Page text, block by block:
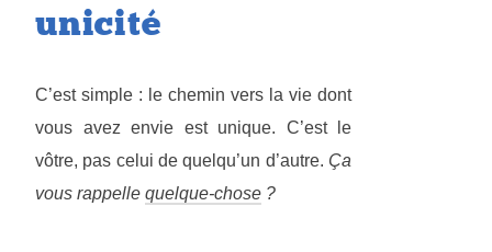
unicité
C’est simple : le chemin vers la vie dont
vous avez envie est unique. C’est le
vôtre, pas celui de quelqu’un d’autre. Ça
vous rappelle quelque-chose ?